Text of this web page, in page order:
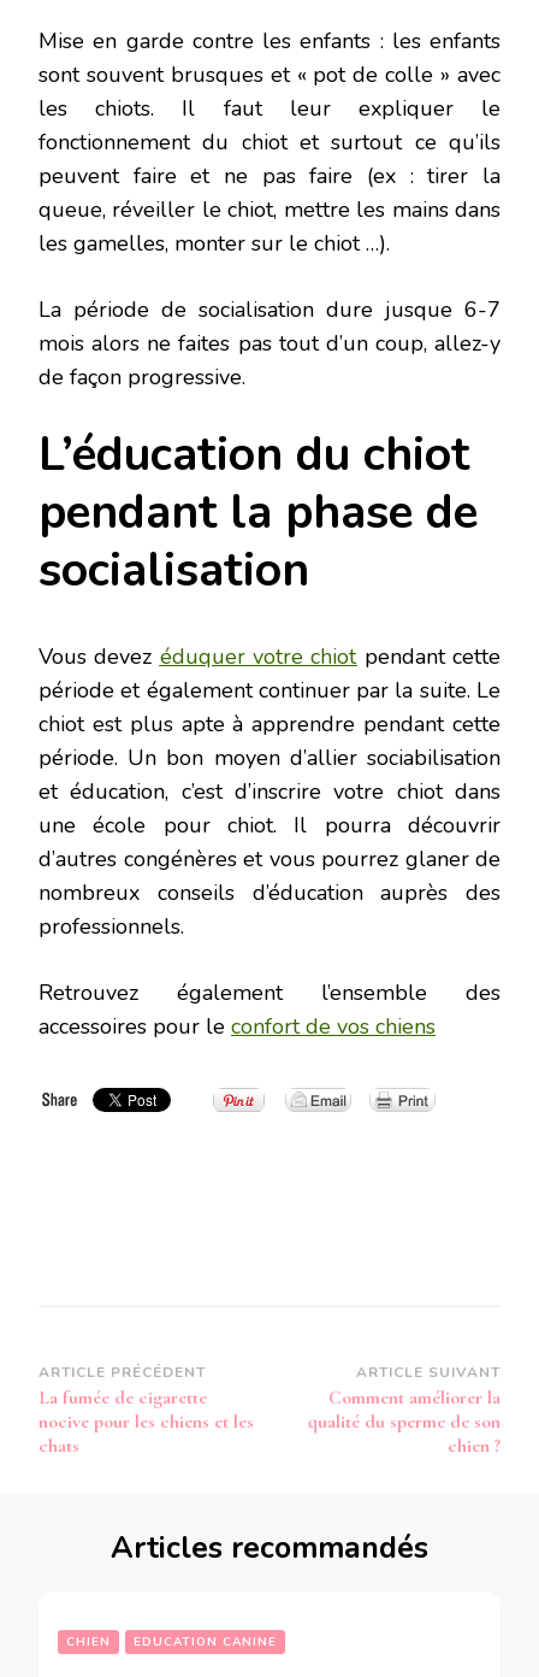
Mise en garde contre les enfants : les enfants
sont souvent brusques et « pot de colle » avec
les chiots. Il faut leur expliquer le
fonctionnement du chiot et surtout ce qu’ils
peuvent faire et ne pas faire (ex : tirer la
queue, réveiller le chiot, mettre les mains dans
les gamelles, monter sur le chiot …).
La période de socialisation dure jusque 6-7
mois alors ne faites pas tout d’un coup, allez-y
de façon progressive.
L’éducation du chiot
pendant la phase de
socialisation
Vous devez éduquer votre chiotpendant cette
période et également continuer par la suite. Le
chiot est plus apte à apprendre pendant cette
période. Un bon moyen d’allier sociabilisation
et éducation, c’est d’inscrire votre chiot dans
une école pour chiot. Il pourra découvrir
d’autres congénères et vous pourrez glaner de
nombreux conseils d’éducation auprès des
professionnels.
Retrouvez également l’ensemble des
accessoires pour le confort de vos chiens
Navigation
d’article
ARTICLE PRÉCÉDENT
La fumée de cigarette
nocive pour les chiens et les
chats
ARTICLE SUIVANT
Comment améliorer la
qualité du sperme de son
chien ?
Articles recommandés
CHIEN EDUCATION CANINE